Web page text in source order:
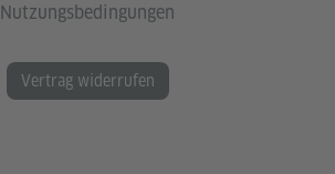
Nutzungsbedingungen
Vertrag widerrufen